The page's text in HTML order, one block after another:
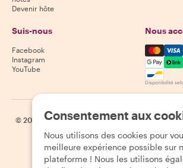
Devenir hôte
Suis-nous
Facebook
Instagram
YouTube
Nous
Disponibilité
© 2026 Withlocals.com | Politique de
site
Consentement aux
Nous utilisons des cookies pour
meilleure expérience possible sur
plateforme ! Nous les utilisons